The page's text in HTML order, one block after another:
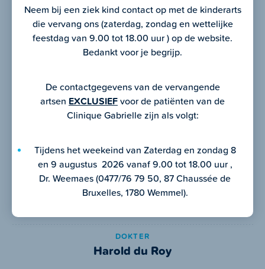
Neem bij een ziek kind contact op met de kinderarts
die vervang ons (zaterdag, zondag en wettelijke
feestdag van 9.00 tot 18.00 uur ) op de website.
Bedankt voor je begrijp.
De contactgegevens van de vervangende
artsen EXCLUSIEFvoor de patiënten van de
Clinique Gabrielle zijn als volgt:
Tijdens het weekeind van Zaterdag en zondag 8
en 9 augustus 2026 vanaf 9.00 tot 18.00 uur ,
Dr. Weemaes (0477/76 79 50, 87 Chaussée de
Bruxelles, 1780 Wemmel).
Vice-voorzitter Belgische Reanimatieraad
Frans, Engels en Nederlands
dr.biarent@gmail.com
DOKTER
DOKTER
Harold du Roy